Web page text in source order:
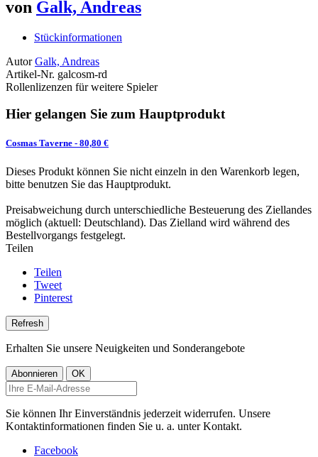
von Galk, Andreas
Stückinformationen
Autor Galk, Andreas
Artikel-Nr. galcosm-rd
Rollenlizenzen für weitere Spieler
Hier gelangen Sie zum Hauptprodukt
Cosmas Taverne - 80,80 €
Dieses Produkt können Sie nicht einzeln in den Warenkorb legen,
bitte benutzen Sie das Hauptprodukt.
Preisabweichung durch unterschiedliche Besteuerung des Ziellandes
möglich (aktuell: Deutschland). Das Zielland wird während des
Bestellvorgangs festgelegt.
Teilen
Teilen
Tweet
Pinterest
Erhalten Sie unsere Neuigkeiten und Sonderangebote
Sie können Ihr Einverständnis jederzeit widerrufen. Unsere
Kontaktinformationen finden Sie u. a. unter Kontakt.
Facebook